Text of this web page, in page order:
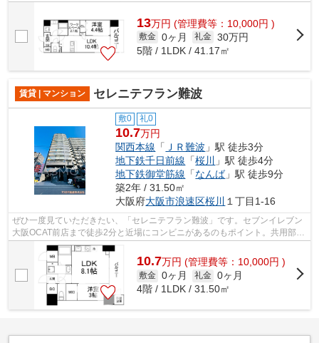
13万円 (管理費等：10,000円 )
敷金 0ヶ月 礼金 30万円
5階 / 1LDK / 41.17㎡
賃貸 | マンション セレニテフラン難波
敷0 礼0
10.7万円
関西本線 「 ＪＲ難波 」駅 徒歩3分
地下鉄千日前線 「桜川
」駅 徒歩4分
地下鉄御堂筋線 「なんば」駅 徒歩9分
築2年 / 31.50㎡
大阪府大阪市浪速区桜川 １丁目1-16
ぜひ一度見ていただきたい、「セレニテフラン難波」です。セブンイレブン
大阪OCAT前店まで徒歩2分と近場にコンビニがあるのもポイント。共用部に
はエレベータ・敷地内ごみ置き場など...
10.7万円 (管理費等：10,000円 )
敷金 0ヶ月 礼金 0ヶ月
4階 / 1LDK / 31.50㎡